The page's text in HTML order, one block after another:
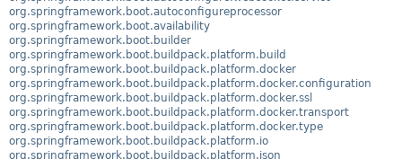
org.springframework.boot.autoconfigureprocessor
org.springframework.boot.availability
org.springframework.boot.builder
org.springframework.boot.buildpack.platform.build
org.springframework.boot.buildpack.platform.docker
org.springframework.boot.buildpack.platform.docker.configuration
org.springframework.boot.buildpack.platform.docker.ssl
org.springframework.boot.buildpack.platform.docker.transport
org.springframework.boot.buildpack.platform.docker.type
org.springframework.boot.buildpack.platform.io
org.springframework.boot.buildpack.platform.json